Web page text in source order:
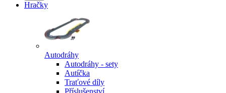
Hračky
Autodráhy
Autodráhy - sety
Autíčka
Traťové díly